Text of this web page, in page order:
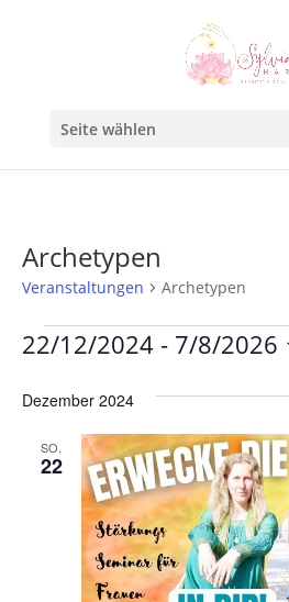
Seite wählen
Archetypen
Veranstaltungen Archetypen
22/12/2024 - 7/8/2026
wählen.
Dezember 2024
SO.
22